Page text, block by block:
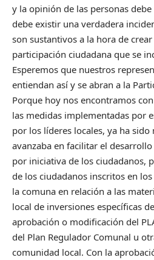
y la opinión de las personas
debe existir una verdadera
son sustantivos a la hora de
participación ciudadana que se
Esperemos que nuestros
entiendan así y se abran a la
Porque hoy nos encontramos
las medidas implementadas por
por los líderes locales, ya ha sido
avanzaba en facilitar el
por iniciativa de los ciudadanos,
de los ciudadanos inscritos en
la comuna en relación a las
local de inversiones específicas
aprobación o modificación del
del Plan Regulador Comunal u
comunidad local. Con la